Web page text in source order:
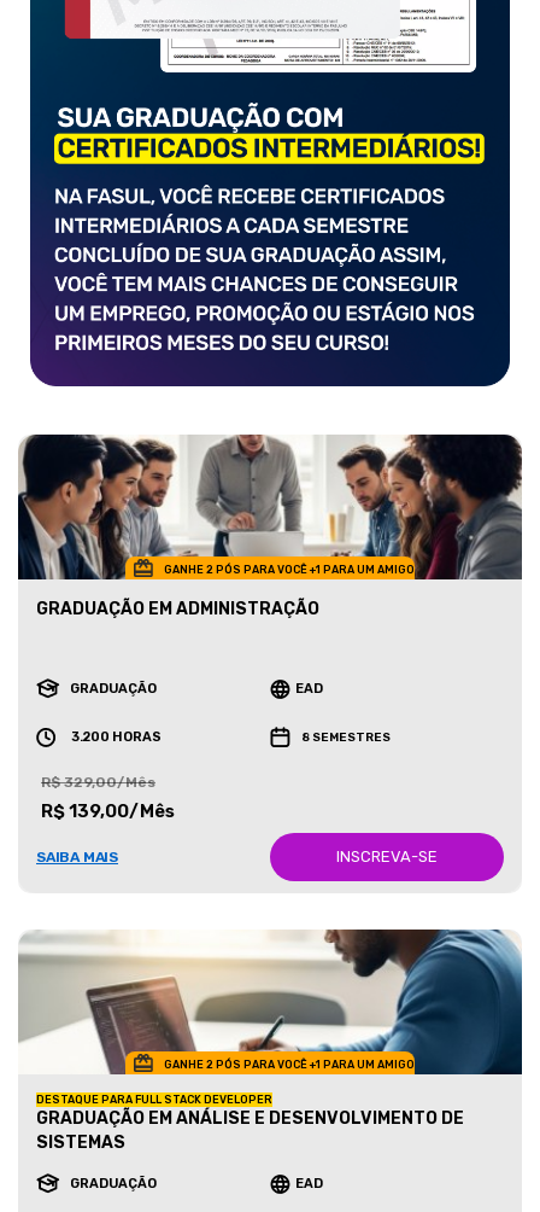
GANHE 2 PÓS PARA VOCÊ +1 PARA UM AMIGO
GRADUAÇÃO EM ADMINISTRAÇÃO
GRADUAÇÃO EAD
3.200 HORAS 8 SEMESTRES
R$ 329,00/Mês
R$ 139,00/Mês
SAIBA MAIS INSCREVA-SE
GANHE 2 PÓS PARA VOCÊ +1 PARA UM AMIGO
DESTAQUE PARA FULL STACK DEVELOPER
GRADUAÇÃO EM ANÁLISE E DESENVOLVIMENTO DE
SISTEMAS
GRADUAÇÃO EAD